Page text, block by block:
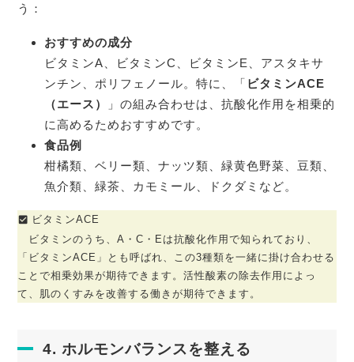
う：
おすすめの成分
ビタミンA、ビタミンC、ビタミンE、アスタキサ
ンチン、ポリフェノール。特に、「 ビタミンACE
（エース）
」の組み合わせは、抗酸化作用を相乗的
に高めるためおすすめです。
食品例
柑橘類、ベリー類、ナッツ類、緑黄色野菜、豆類、
魚介類、緑茶、カモミール、ドクダミなど。
ビタミンACE
ビタミンのうち、A・C・Eは抗酸化作用で知られており、
「ビタミンACE」とも呼ばれ、この3種類を一緒に掛け合わせる
ことで相乗効果が期待できます。活性酸素の除去作用によっ
て、肌のくすみを改善する働きが期待できます。
4. ホルモンバランスを整える